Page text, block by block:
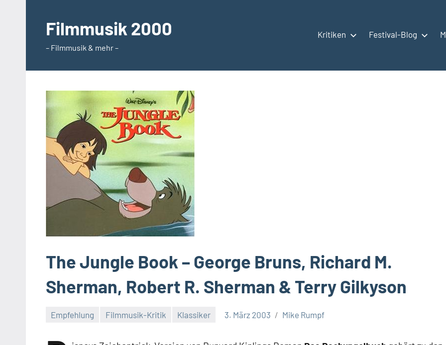
springenFilmmusik 2000
– Filmmusik & mehr –
Kritiken Festival-Blog
The Jungle Book – George Bruns, Richard M.
Sherman, Robert R. Sherman & Terry Gilkyson
Empfehlung Filmmusik-Kritik Klassiker 3. März 2003 Mike Rumpf